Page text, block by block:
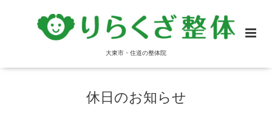
大東市・住道の整体院
休日のお知らせ